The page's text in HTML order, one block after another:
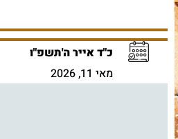
כ"ד אייר ה'תשפ"ו
מאי 11, 2026